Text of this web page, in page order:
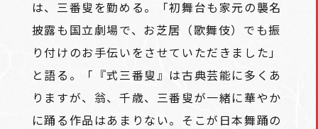
は、三番叟を勤める。「初舞台も家元の襲名
披露も国立劇場で、お芝居（歌舞伎）でも振
り付けのお手伝いをさせていただきました」
と語る。「『式三番叟』は古典芸能に多くあ
りますが、翁、千歳、三番叟が一緒に華やか
に踊る作品はあまりない。そこが日本舞踊の